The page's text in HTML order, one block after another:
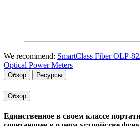
We recommend: SmartClass Fiber OLP-
Optical Power Meters
Обзор Ресурсы
Обзор
Единственное в своем классе